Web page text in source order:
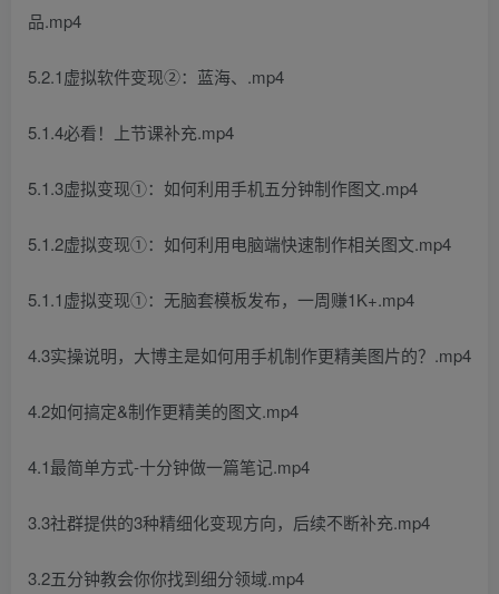
品.mp4
5.2.1虚拟软件变现②：蓝海、.mp4
5.1.4必看！上节课补充.mp4
5.1.3虚拟变现①：如何利用手机五分钟制作图文.mp4
5.1.2虚拟变现①：如何利用电脑端快速制作相关图文.mp4
5.1.1虚拟变现①：无脑套模板发布，一周赚1K+.mp4
4.3实操说明，大博主是如何用手机制作更精美图片的？.mp4
4.2如何搞定&制作更精美的图文.mp4
4.1最简单方式-十分钟做一篇笔记.mp4
3.3社群提供的3种精细化变现方向，后续不断补充.mp4
3.2五分钟教会你你找到细分领域.mp4